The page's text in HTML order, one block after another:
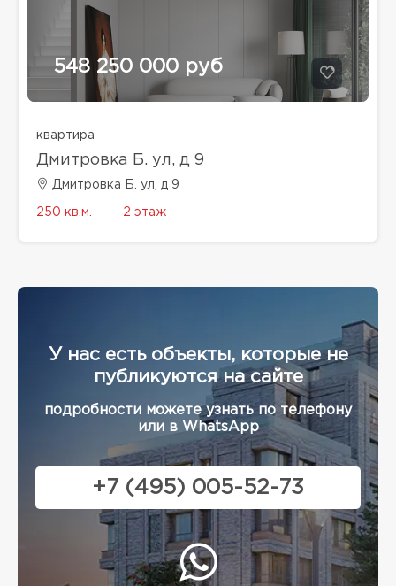
548 250 000 руб
квартира
Дмитровка Б. ул, д 9
Дмитровка Б. ул, д 9
250 кв.м. 2 этаж
У нас есть объекты, которые не
публикуются на сайте
подробности можете узнать по телефону
или в WhatsApp
+7 (495) 005-52-73